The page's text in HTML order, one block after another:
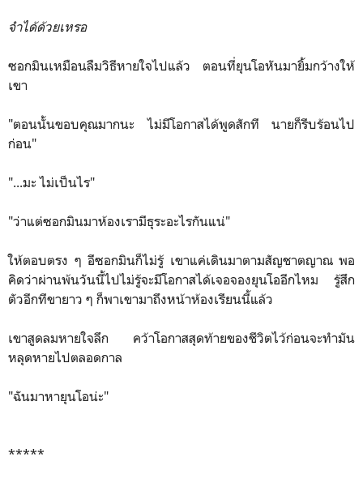
จำได้ด้วยเหรอ
ซอกมินเหมือนลืมวิธีหายใจไปแล้ว ตอนที่ยุนโอหันมายิ้มกว้างให้
เขา
"ตอนนั้นขอบคุณมากนะ ไม่มีโอกาสได้พูดสักที นายก็รีบร้อนไป
ก่อน"
"...มะ ไม่เป็นไร"
"ว่าแต่ซอกมินมาห้องเรามีธุระอะไรกันแน่"
ให้ตอบตรง ๆ อีซอกมินก็ไม่รู้ เขาแค่เดินมาตามสัญชาตญาณ พอ
คิดว่าผ่านพ้นวันนี้ไปไม่รู้จะมีโอกาสได้เจอจองยุนโออีกไหม รู้สึก
ตัวอีกทีขายาว ๆ ก็พาเขามาถึงหน้าห้องเรียนนี้แล้ว
เขาสูดลมหายใจลึก คว้าโอกาสสุดท้ายของชีวิตไว้ก่อนจะทำมัน
หลุดหายไปตลอดกาล
"ฉันมาหายุนโอน่ะ"
*****